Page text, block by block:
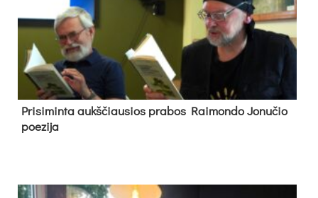
Pri­si­min­ta aukš­čiau­sios pra­bos Rai­mon­do Jo­nu­čio
poe­zi­ja